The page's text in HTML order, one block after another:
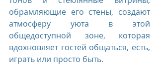
обрамляющие его стены, создают
атмосферу уюта в этой
общедоступной зоне, которая
вдохновляет гостей общаться, есть,
играть или просто быть.